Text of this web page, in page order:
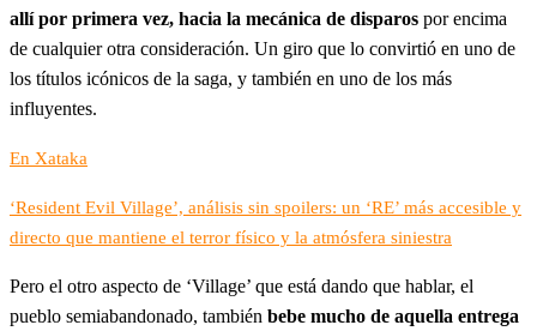
allí por primera vez, hacia la mecánica de disparos por encima
de cualquier otra consideración. Un giro que lo convirtió en uno de
los títulos icónicos de la saga, y también en uno de los más
influyentes.
En Xataka
‘Resident Evil Village’, análisis sin spoilers: un ‘RE’ más accesible y
directo que mantiene el terror físico y la atmósfera siniestra
Pero el otro aspecto de ‘Village’ que está dando que hablar, el
pueblo semiabandonado, también bebe mucho de aquella entrega